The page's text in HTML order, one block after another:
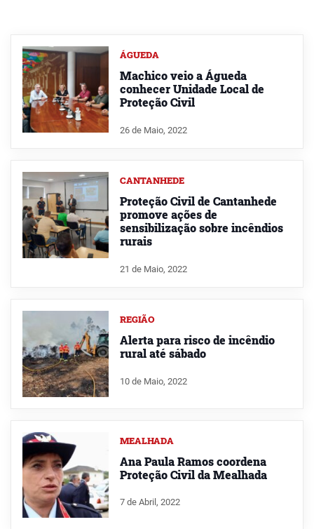
ÁGUEDA
Machico veio a Águeda
conhecer Unidade Local de
Proteção Civil
26 de Maio, 2022
CANTANHEDE
Proteção Civil de Cantanhede
promove ações de
sensibilização sobre incêndios
rurais
21 de Maio, 2022
REGIÃO
Alerta para risco de incêndio
rural até sábado
10 de Maio, 2022
MEALHADA
Ana Paula Ramos coordena
Proteção Civil da Mealhada
7 de Abril, 2022